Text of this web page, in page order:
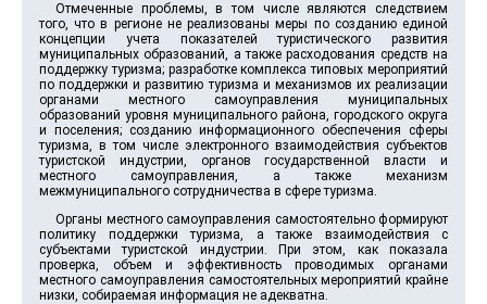
Отмеченные проблемы, в том числе являются следствием
того, что в регионе не реализованы меры по созданию единой
концепции учета показателей туристического развития
муниципальных образований, а также расходования средств на
поддержку туризма; разработке комплекса типовых мероприятий
по поддержки и развитию туризма и механизмов их реализации
органами местного самоуправления муниципальных
образований уровня муниципального района, городского округа
и поселения; созданию информационного обеспечения сферы
туризма, в том числе электронного взаимодействия субъектов
туристской индустрии, органов государственной власти и
местного самоуправления, а также механизм
межмуниципального сотрудничества в сфере туризма.
Органы местного самоуправления самостоятельно формируют
политику поддержки туризма, а также взаимодействия с
субъектами туристской индустрии. При этом, как показала
проверка, объем и эффективность проводимых органами
местного самоуправления самостоятельных мероприятий крайне
низки, собираемая информация не адекватна.